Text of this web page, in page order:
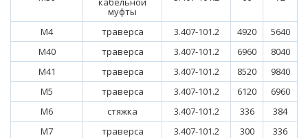
муфты
М4 траверса 3.407-101.2 4920
5640
М40
траверса 3.407-101.2 6960
8040
М41
траверса 3.407-101.2 8520
9840
М5
траверса 3.407-101.2 6120
6960
М6
стяжка 3.407-101.2 336
384
М7
траверса 3.407-101.2 300
336